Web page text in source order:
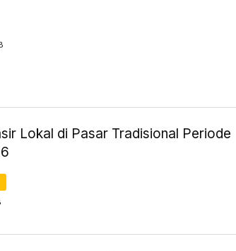
Lokal di Pasar Tradisional Periode